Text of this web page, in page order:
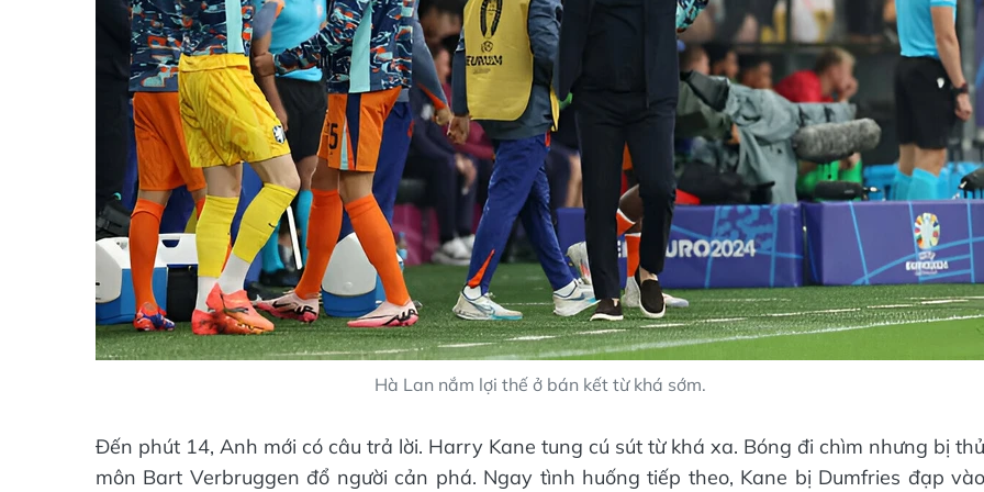
Hà Lan nắm lợi thế ở bán kết từ khá sớm.
Đến phút 14, Anh mới có câu trả lời. Harry Kane tung cú sút từ khá xa. Bóng đi chìm nhưng bị thủ
môn Bart Verbruggen đổ người cản phá. Ngay tình huống tiếp theo, Kane bị Dumfries đạp vào